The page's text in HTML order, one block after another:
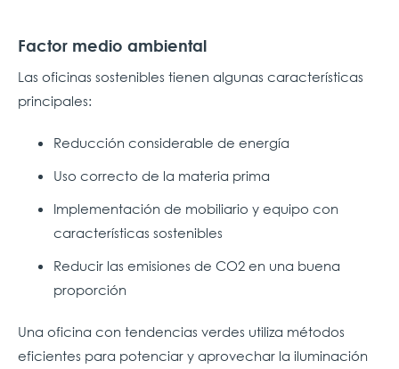
Factor medio ambiental
Las oficinas sostenibles tienen algunas características
principales:
Reducción considerable de energía
Uso correcto de la materia prima
Implementación de mobiliario y equipo con
características sostenibles
Reducir las emisiones de CO2 en una buena
proporción
Una oficina con tendencias verdes utiliza métodos
eficientes para potenciar y aprovechar la iluminación